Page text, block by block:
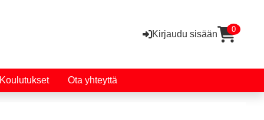
Kirjaudu sisään 0
Koulutukset Ota yhteyttä